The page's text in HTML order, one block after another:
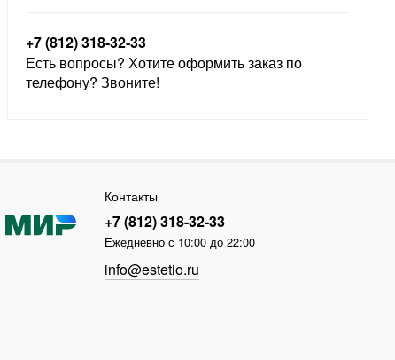
+7 (812) 318-32-33
Есть вопросы? Хотите оформить заказ по
телефону? Звоните!
Контакты
+7 (812) 318-32-33
Ежедневно с 10:00 до 22:00
info@estetio.ru